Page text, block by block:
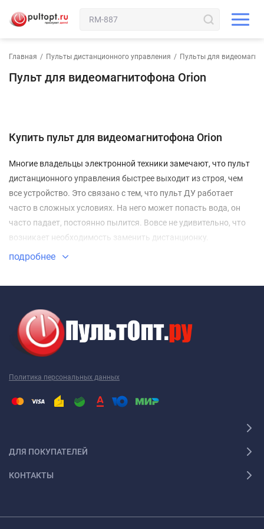
Главная / Пульты дистанционного управления / Пульты для
Пульт для видеомагнитофона Orion
Купить пульт для видеомагнитофона Orion
Многие владельцы электронной техники замечают, что пульт
дистанционного управления быстрее выходит из строя, чем
все устройство. Это связано с тем, что пульт ДУ работает
часто в сложных условиях. На него может попасть вода, он
часто падает, постоянно пылится. Вовсе не удивительно, что
возникает необходимость заменить дистанционку.
Ваш пульт для видеомагнитофона Orion
часто требуется новый пульт для видеомагнитофона Orion
именно этой марки. Перед тем как купить пульт для
видеомагнитофона Orion, необходимо точно выяснить модель
своей техники. Дело в том, что почти каждый пульт ДУ
выборе, вы получите просто красивое устройство, которое не
будет работать с вашей техникой. Поэтому, решив купить
проконсультироваться с грамотным специалистом. Например,
работает с пультом 2005 года выпуска. Так что будьте
внимательны!
подробнее
Политика персональных данных
ДЛЯ ПОКУПАТЕЛЕЙ
КОНТАКТЫ